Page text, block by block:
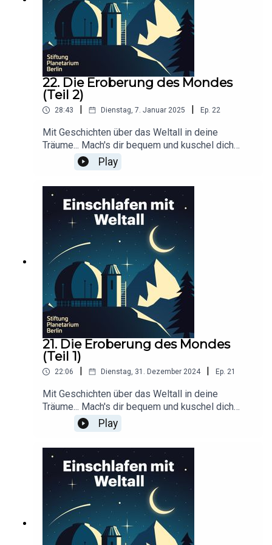
22. Die Eroberung des Mondes
(Teil 2)
28:43 Dienstag, 7. Januar 2025 Ep. 22
Mit Geschichten über das Weltall in deine
Träume... Mach's dir bequem und kuschel dich
ein!Dieser Podcast wird durch Werbung
finanziert. Infos und Angebote unserer
Werbepartner:
https://linktr.ee/EinschlafenMitPodcastProduzier
t von Anna Germek für Schønlein MediaIn
Kooperation mit der Stiftung Planetarium
BerlinRedaktion: Dr. Felix Lühning, Dr. Monika
Staesche, Ghazal WeberStimme: Dr. Monika
StaescheCover-Artwork von Amadeus E. Fronk
Play
21. Die Eroberung des Mondes
(Teil 1)
22:06 Dienstag, 31. Dezember 2024 Ep. 21
Mit Geschichten über das Weltall in deine
Träume... Mach's dir bequem und kuschel dich
ein!Dieser Podcast wird durch Werbung
finanziert. Infos und Angebote unserer
Werbepartner:
https://linktr.ee/EinschlafenMitPodcastProduzier
t von Anna Germek für Schønlein MediaIn
Kooperation mit der Stiftung Planetarium
BerlinRedaktion: Dr. Felix Lühning, Dr. Monika
Staesche, Ghazal WeberStimme: Dr. Monika
StaescheCover-Artwork von Amadeus E. Fronk
Play